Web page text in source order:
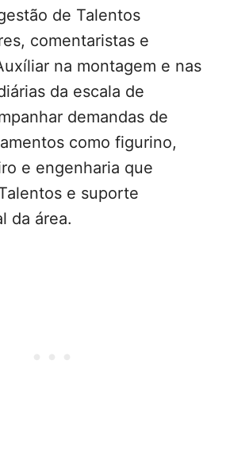
de Talentos
comentaristas e
na montagem e nas
da escala de
demandas de
como figurino,
e engenharia que
e suporte
da área.